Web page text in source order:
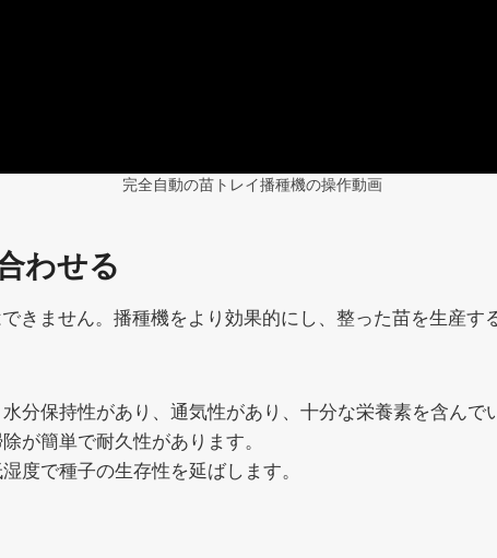
完全自動の苗トレイ播種機の操作動画
わせる
きません。播種機をより効果的にし、整った苗を生産
分保持性があり、通気性があり、十分な栄養素を含んで
が簡単で耐久性があります。
度で種子の生存性を延ばします。